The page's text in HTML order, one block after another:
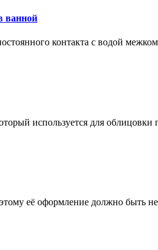
ванной
контакта с водой
используется для
её оформление должно быть